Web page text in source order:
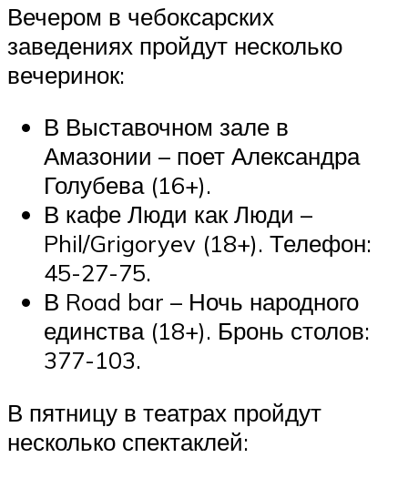
Вечером в чебоксарских
заведениях пройдут несколько
вечеринок:
В Выставочном зале в
Амазонии – поет Александра
Голубева (16+).
В кафе Люди как Люди –
Phil/Grigoryev (18+). Телефон:
45-27-75.
В Road bar – Ночь народного
единства (18+). Бронь столов:
377-103.
В пятницу в театрах пройдут
несколько спектаклей: